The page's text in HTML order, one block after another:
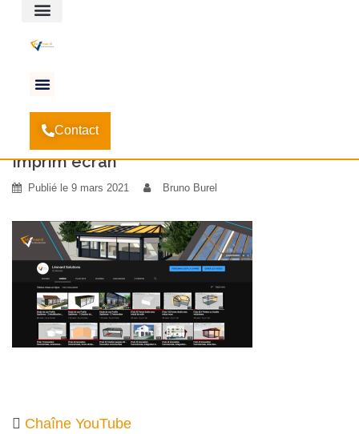
Contact
Accueil-Chaîne YouTube Léonard Solutions
Imprim ecran
Publié le 9 mars 2021 Bruno Burel
Chaîne YouTube